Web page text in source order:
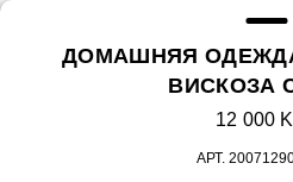
ДОМАШНЯЯ ОДЕЖДА
ВИСКОЗА
12 000
АРТ.